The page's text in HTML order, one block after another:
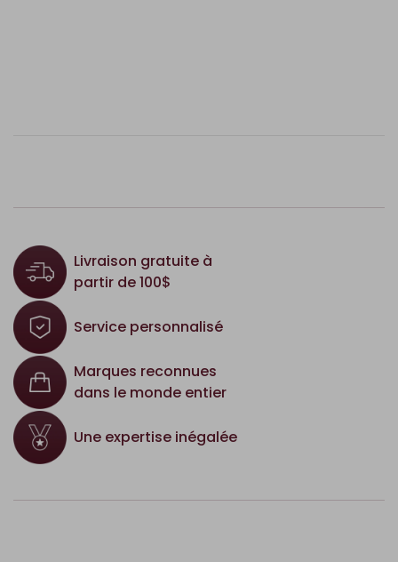
Livraison gratuite à
partir de 100$
Service personnalisé
Marques reconnues
dans le monde entier
Une expertise inégalée